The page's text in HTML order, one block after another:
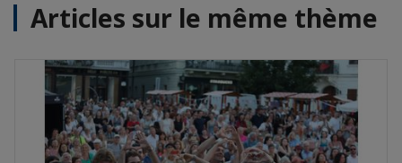
Articles sur le même thème